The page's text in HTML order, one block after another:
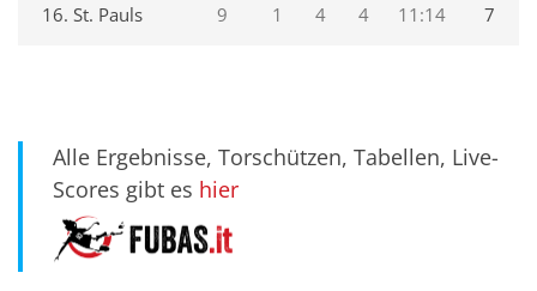
16. St. Pauls 9 1 4 4 11:14 7
Alle Ergebnisse, Torschützen, Tabellen, Live-
Scores gibt es hier